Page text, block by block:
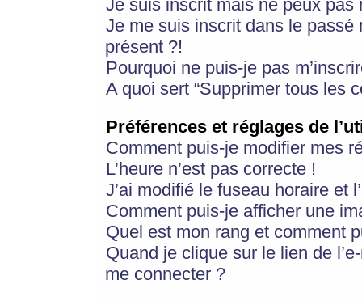
Je suis inscrit mais ne peux pas
Je me suis inscrit dans le
présent ?!
Pourquoi ne puis-je pas
A quoi sert “Supprimer tous les
Préférences et réglages de
Comment puis-je modifier mes
L’heure n’est pas correcte !
J’ai modifié le fuseau horaire et
Comment puis-je afficher une
Quel est mon rang et comment
Quand je clique sur le lien de
me connecter ?